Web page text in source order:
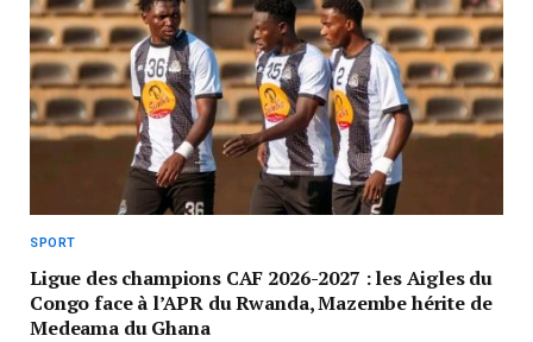
SPORT
Ligue des champions CAF 2026-2027 : les Aigles du
Congo face à l’APR du Rwanda, Mazembe hérite de
Medeama du Ghana